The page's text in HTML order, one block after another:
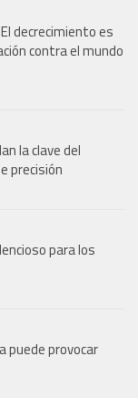
decrecimiento es
contra el mundo
la clave del
precisión
para los
puede provocar